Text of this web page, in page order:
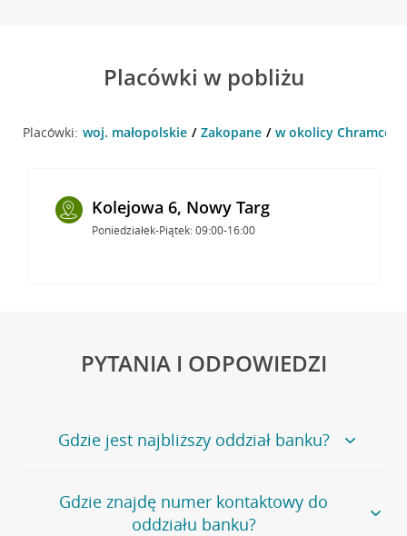
Placówki w pobliżu
Placówki: woj. małopolskie Zakopane w okolicy
Kolejowa 6, Nowy Targ
Poniedziałek-Piątek: 09:00-16:00
PYTANIA I ODPOWIEDZI
Gdzie jest najbliższy oddział banku?
Jeśli szukasz oddziału naszego banku, zapraszamy na
stronęPlacówki i bankomaty, na której znajduje się
wygodna wyszukiwarka.
Gdzie znajdę numer kontaktowy do
oddziału banku?